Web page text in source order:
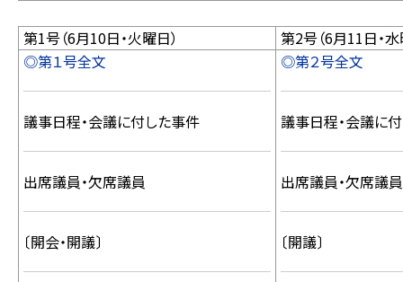
第1号（6月10日・火曜日）
第2号（6月11日・水
◎第１号全文
議事日程・会議に付した事件
出席議員・欠席議員
〔開会・開議〕
◎第２号全文
議事日程・会議に
出席議員・欠席議員
〔開議〕